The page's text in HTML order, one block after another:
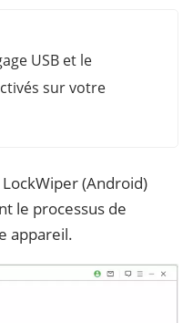
USB et le
sur votre
(Android)
le processus de
appareil.